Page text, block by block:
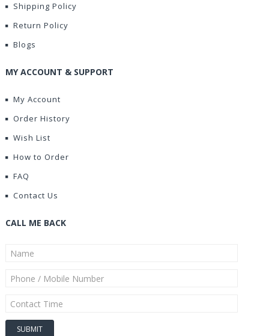
Shipping Policy
Return Policy
Blogs
MY ACCOUNT & SUPPORT
My Account
Order History
Wish List
How to Order
FAQ
Contact Us
CALL ME BACK